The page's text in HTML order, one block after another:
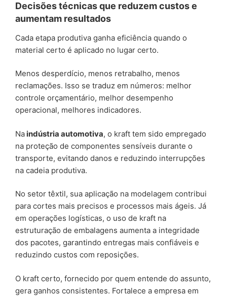
Decisões técnicas que reduzem custos e
aumentam resultados
Cada etapa produtiva ganha eficiência quando o
material certo é aplicado no lugar certo.
Menos desperdício, menos retrabalho, menos
reclamações. Isso se traduz em números: melhor
controle orçamentário, melhor desempenho
operacional, melhores indicadores.
Na indústria automotiva, o kraft tem sido empregado
na proteção de componentes sensíveis durante o
transporte, evitando danos e reduzindo interrupções
na cadeia produtiva.
No setor têxtil, sua aplicação na modelagem contribui
para cortes mais precisos e processos mais ágeis. Já
em operações logísticas, o uso de kraft na
estruturação de embalagens aumenta a integridade
dos pacotes, garantindo entregas mais confiáveis e
reduzindo custos com reposições.
O kraft certo, fornecido por quem entende do assunto,
gera ganhos consistentes. Fortalece a empresa em